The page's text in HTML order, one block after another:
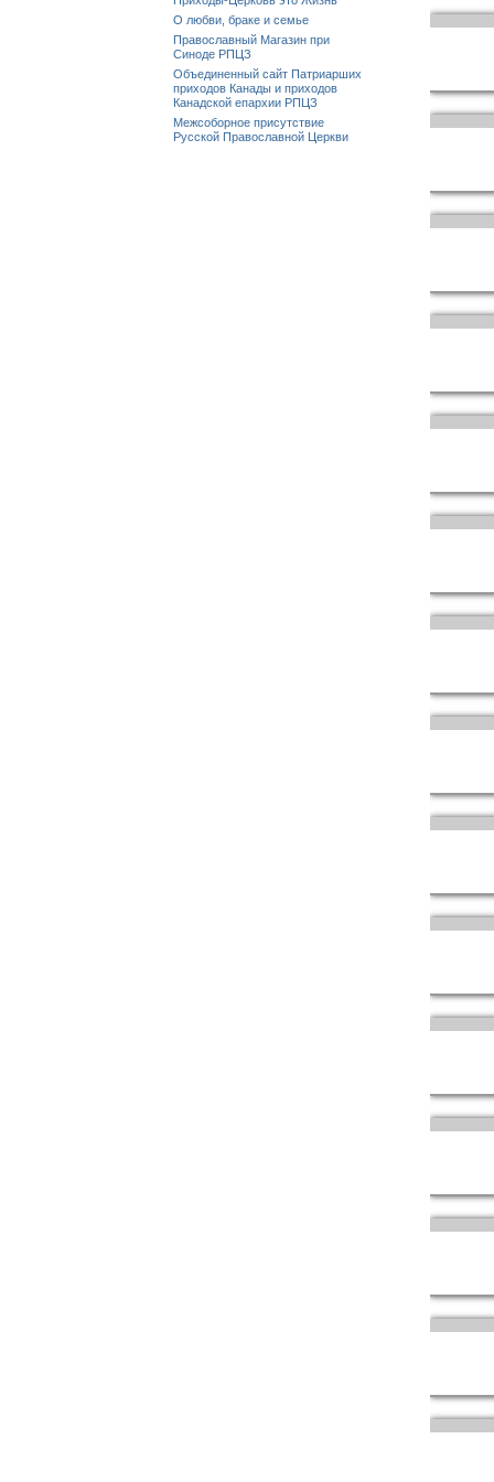
О любви, браке и семье
Православный Магазин при
Синоде РПЦЗ
Объединенный сайт Патриарших
приходов Канады и приходов
Канадской епархии РПЦЗ
Межсоборное присутствие
Русской Православной Церкви